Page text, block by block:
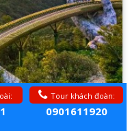
Tour khách đoàn:
0901611920